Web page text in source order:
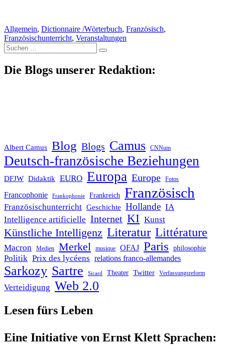
Allgemein, Dictionnaire /Wörterbuch, Französisch,
Französischunterricht, Veranstaltungen
Suche
nach:
Die Blogs unserer Redaktion:
Albert Camus Blog Blogs Camus CNNum
Deutsch-französische Beziehungen
DFJW Didaktik EURO Europa Europe Fotos
Francophonie Frankophonie Frankreich Französisch
Französischunterricht Geschichte Hollande IA
Intelligence artificielle Internet KI Kunst
Künstliche Intelligenz Literatur Littérature
Macron Medien Merkel musique OFAJ Paris philosophie
Politik Prix des lycéens relations franco-allemandes
Sarkozy Sartre Sicard Theater Twitter Verfassungsreform
Verteidigung Web 2.0
Lesen fürs Leben
Eine Initiative von Ernst Klett Sprachen: